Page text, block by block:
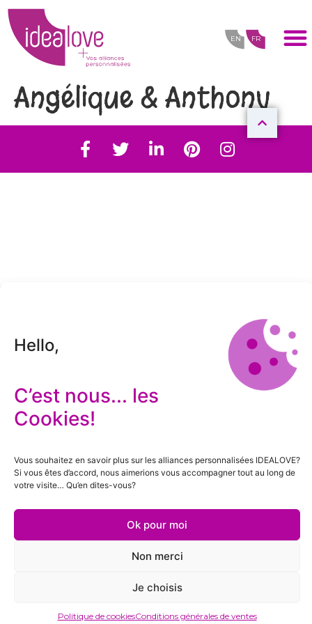
Hello,
C’est nous... les
Cookies!
Vous souhaitez en savoir plus sur les alliances personnalisées IDEALOVE?
Si vous êtes d’accord, nous aimerions vous accompagner tout au long de
votre visite… Qu’en dites-vous?
Ok pour moi
Non merci
Je choisis
Politique de cookiesConditions générales de ventes
FR
EN
Angélique & Anthony